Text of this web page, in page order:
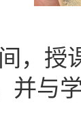
授
并与